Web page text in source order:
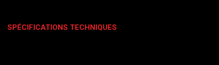
SPÉCIFICATIONS TECHNIQUES